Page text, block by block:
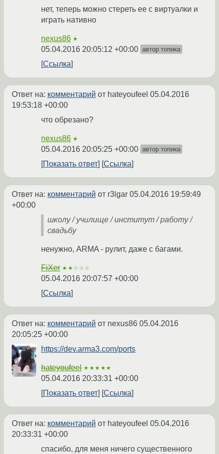
нет, теперь можно стереть ее с виртуалки и
играть нативно
nexus86 ★
05.04.2016 20:05:12 +00:00 автор топика
Ссылка
Ответ на: комментарий от hateyoufeel 05.04.2016
19:53:18 +00:00
что обрезано?
nexus86 ★
05.04.2016 20:05:25 +00:00 автор топика
Показать ответ Ссылка
Ответ на: комментарий от r3lgar 05.04.2016 19:59:49
+00:00
школу / училище / институт / работу /
свадьбу
ненужно, ARMA - рулит, даже с багами.
FiXer ★★☆☆☆
05.04.2016 20:07:57 +00:00
Ссылка
Ответ на: комментарий от nexus86 05.04.2016
20:05:25 +00:00
https://dev.arma3.com/ports
hateyoufeel ★★★★★
05.04.2016 20:33:31 +00:00
Показать ответ
Ссылка
Ответ на: комментарий от hateyoufeel 05.04.2016
20:33:31 +00:00
спасибо, для меня ничего существенного